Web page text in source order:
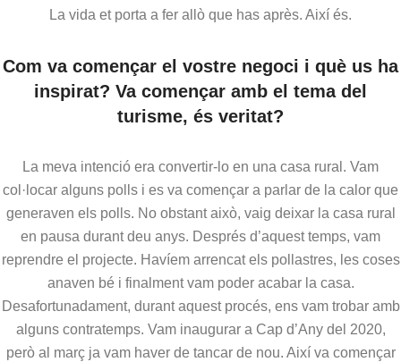
La vida et porta a fer allò que has après. Així és.
Com va començar el vostre negoci i què us ha
inspirat? Va començar amb el tema del
turisme, és veritat?
La meva intenció era convertir-lo en una casa rural. Vam
col·locar alguns polls i es va començar a parlar de la calor que
generaven els polls. No obstant això, vaig deixar la casa rural
en pausa durant deu anys. Després d’aquest temps, vam
reprendre el projecte. Havíem arrencat els pollastres, les coses
anaven bé i finalment vam poder acabar la casa.
Desafortunadament, durant aquest procés, ens vam trobar amb
alguns contratemps. Vam inaugurar a Cap d’Any del 2020,
però al març ja vam haver de tancar de nou. Així va començar